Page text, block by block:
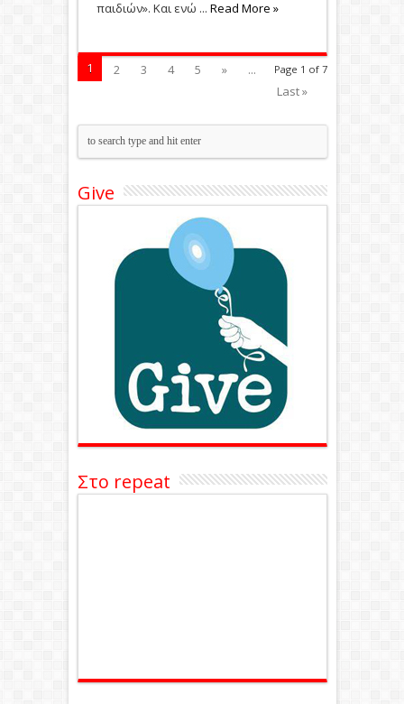
παιδιών». Και ενώ ... Read More »
Page 1 of 7
1 2 3 4 5 »
...
Last »
Give
Στο repeat